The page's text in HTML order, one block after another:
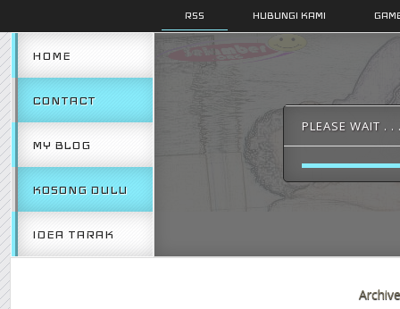
RSS HUBUNGI KAMI
HOME
CONTACT
MY BLOG
KOSONG DULU
IDEA TARAK
PLEASE WAIT . .